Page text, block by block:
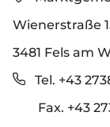
Wienerstraße
3481 Fels am
Tel. +43
Fax. +43